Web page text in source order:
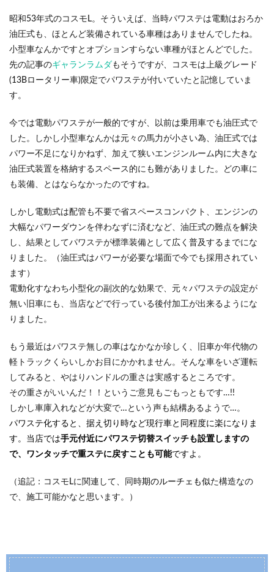
昭和53年式のコスモL。そういえば、当時パワステは電動はおろか
油圧式も、ほとんど装備されている車種はありませんでしたね。
小型車なんかですとオプションすらない車種がほとんどでした。
先の記事のギャランラムダ もそうですが、コスモは上級グレード
(13Bロータリー車)限定でパワステが付いていたと記憶していま
す。
今では電動パワステが一般的ですが、以前は乗用車でも油圧式で
した。しかし小型車なんかは元々の馬力が小さい為、油圧式では
パワー不足になりかねず、加えて狭いエンジンルーム内に大きな
油圧式装置を格納するスペース的にも難がありました。どの車に
も装備、とはならなかったのですね。
しかし電動式は配管も不要で省スペースコンパクト、エンジンの
大幅なパワーダウンを伴わなずに済むなど、油圧式の難点を解決
し、結果としてパワステが標準装備として広く普及するまでにな
りました。（油圧式はパワーが必要な場面で今でも採用されてい
ます）
電動化すなわち小型化の副次的な効果で、元々パワステの設定が
無い旧車にも、当店などで行っている後付加工が出来るようにな
りました。
もう最近はパワステ無しの車はなかなか珍しく、旧車か年代物の
軽トラックくらいしかお目にかかれません。そんな車をいざ運転
してみると、やはりハンドルの重さは実感するところです。
その重さがいいんだ！！というご意見もごもっともです…!!
しかし車庫入れなどが大変で…という声も結構あるようで…。
パワステ化すると、据え切り時など現行車と同程度に楽になりま
す。当店では手元付近にパワステ切替スイッチも設置しますの
で、ワンタッチで重ステに戻すことも可能ですよ。
（追記：コスモLに関連して、同時期のルーチェも似た構造なの
で、施工可能かなと思います。）